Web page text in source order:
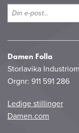
Damen Folla
Storlavika
Orgnr: 911 591 286
Ledige stillinger
Damen.com